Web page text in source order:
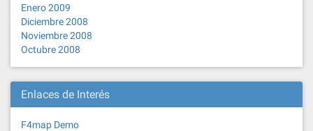
Enero 2009
Diciembre 2008
Noviembre 2008
Octubre 2008
Enlaces de Interés
F4map Demo